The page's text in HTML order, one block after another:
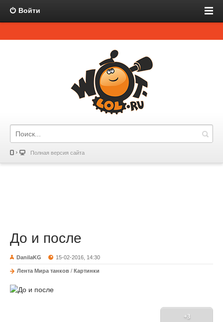
Войти
Полная версия сайта
До и после
DanilaKG 15-02-2016, 14:30
Лента Мира танков / Картинки
+3